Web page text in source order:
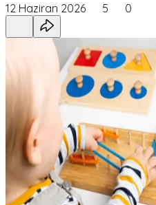
12 Haziran 2026 5 0